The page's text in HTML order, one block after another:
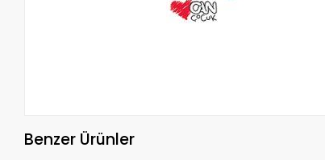
Benzer Ürünler